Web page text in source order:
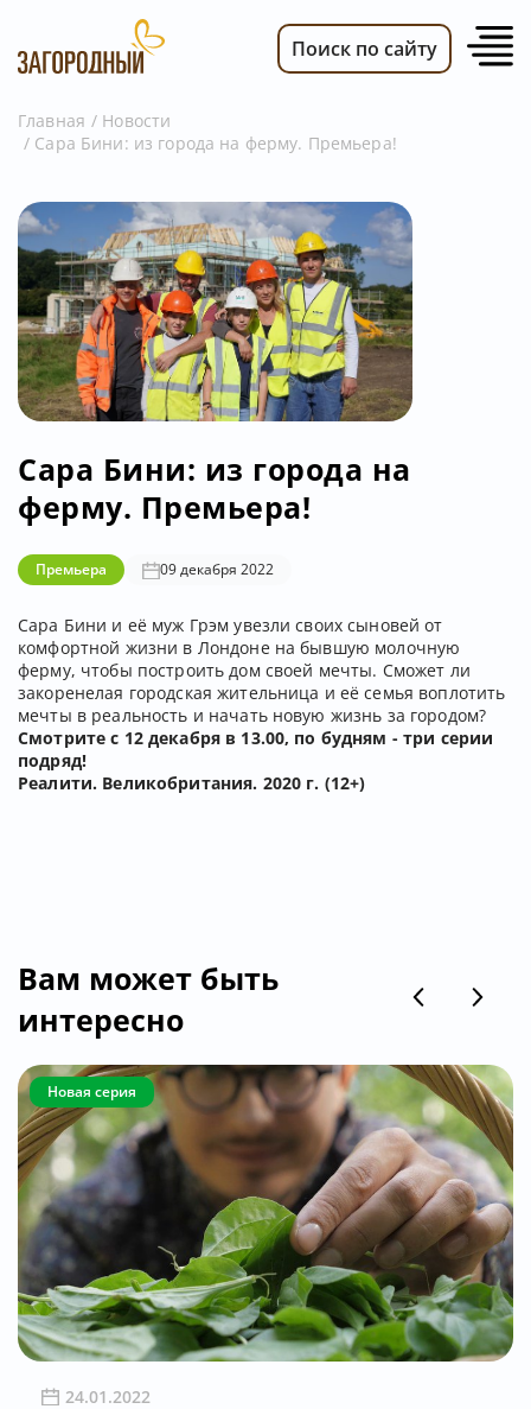
НОВОСТИ
ПЕРЕДАЧИ
ТЕЛЕПРОГРАММА
РЕКЛАМОДАТЕЛЯМ
Поиск по сайту
Главная
Новости
Сара Бини: из города на ферму. Премьера!
Премьера 09 декабря 2022
Сара Бини: из города на
ферму. Премьера!
Сара Бини и её муж Грэм увезли своих сыновей от
комфортной жизни в Лондоне на бывшую молочную
ферму, чтобы построить дом своей мечты. Сможет ли
закоренелая городская жительница и её семья воплотить
мечты в реальность и начать новую жизнь за городом?
Cмотрите с 12 декабря в 13.00, по будням - три серии
подряд!
Реалити. Великобритания. 2020 г. (12+)
Вам может быть
интересно
Новая серия
24.01.2022